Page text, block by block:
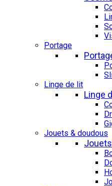
Portage
Linge de lit
Linge
Jouets & doudous